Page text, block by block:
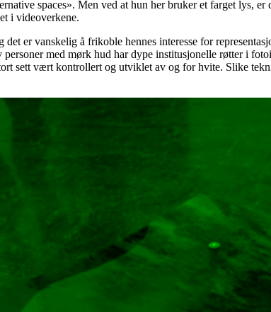
spaces». Men ved at hun her bruker et farget lys,
i videoverkene.
er vanskelig å frikoble hennes interesse for
med mørk hud har dype institusjonelle røtter i
sett vært kontrollert og utviklet av og for hvite. Slike